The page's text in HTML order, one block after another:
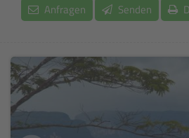
Anfragen Senden